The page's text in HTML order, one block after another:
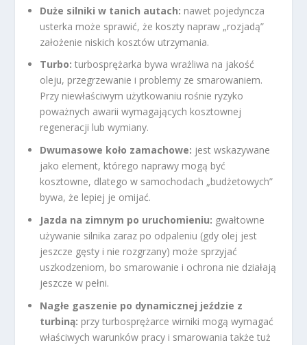
Duże silniki w tanich autach: nawet pojedyncza
usterka może sprawić, że koszty napraw „rozjadą”
założenie niskich kosztów utrzymania.
Turbo: turbosprężarka bywa wrażliwa na jakość
oleju, przegrzewanie i problemy ze smarowaniem.
Przy niewłaściwym użytkowaniu rośnie ryzyko
poważnych awarii wymagających kosztownej
regeneracji lub wymiany.
Dwumasowe koło zamachowe: jest wskazywane
jako element, którego naprawy mogą być
kosztowne, dlatego w samochodach „budżetowych”
bywa, że lepiej je omijać.
Jazda na zimnym po uruchomieniu: gwałtowne
używanie silnika zaraz po odpaleniu (gdy olej jest
jeszcze gęsty i nie rozgrzany) może sprzyjać
uszkodzeniom, bo smarowanie i ochrona nie działają
jeszcze w pełni.
Nagłe gaszenie po dynamicznej jeździe z
turbiną: przy turbosprężarce wirniki mogą wymagać
właściwych warunków pracy i smarowania także tuż